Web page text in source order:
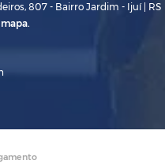
807 - Bairro Jardim - Ijuí | RS